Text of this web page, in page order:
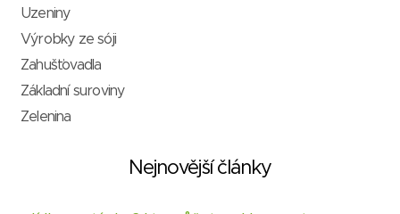
Uzeniny
Výrobky ze sóji
Zahušťovadla
Základní suroviny
Zelenina
Nejnovější články